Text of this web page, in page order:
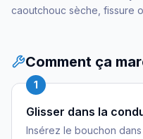
caoutchouc sèche, fissure
Comment ça
1
Glisser dans la
Insérez le bouchon